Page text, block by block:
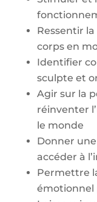
Ressentir
corps en
Identifier
sculpte et
Agir sur la
réinventer
le monde
Donner
accéder à
Permettre
émotionnel